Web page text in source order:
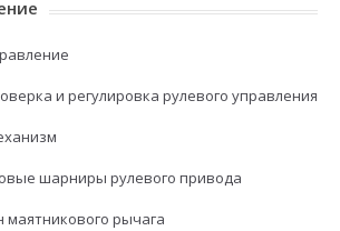
и регулировка рулевого управления
шарниры рулевого привода
маятникового рычага